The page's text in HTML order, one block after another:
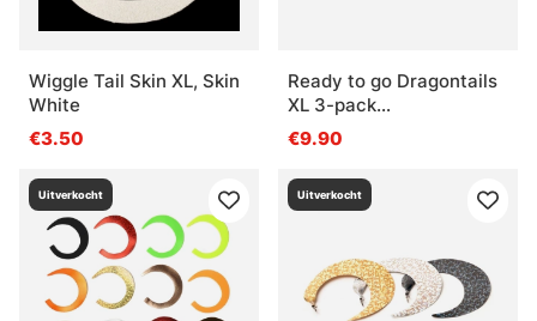
Wiggle Tail Skin XL, Skin
White
€3.50
Ready to go Dragontails
XL 3-pack
Gold/Silver/Black
€9.90
Uitverkocht Uitverkocht